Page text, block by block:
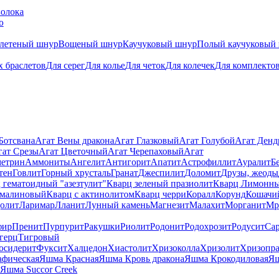
шнурВощеный шнурКаучуковый шнурПолый
Для серегДля кольеДля четокДля колечекДля
Агат Вены драконаАгат ГлазковыйАгат ГолубойАгат
СрезыАгат ЦветочныйАгат ЧерепаховыйАгат
АммонитыАнгелитАнтигоритАпатитАстрофиллитАуралит
ГовлитГорный хрустальГранатДжеспилитДоломитДрузы, жеоды
"азезтулит"Кварц зеленый празиолитКварц
Кварц с актинолитомКварц черриКораллКорунд
ЛаримарЛланитЛунный каменьМагнезитМалахитМорганит
ПренитПурпуритРакушкиРиолитРодонитРодохрозитРодусит
Тигровый
ФукситХалцедонХиастолитХризоколлаХризолит
Яшма КраснаяЯшма Кровь драконаЯшма Крокодиловая
Яшма Succor Creek